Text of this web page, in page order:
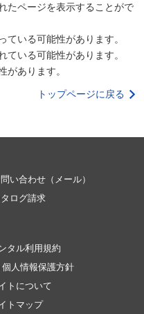
たページを表示することがで
ている可能性があります。
ている可能性があります。
があります。
トップページに戻る
い合わせ（メール）
ログ請求
タル利用規約
個人情報保護方針
トについて
トマップ